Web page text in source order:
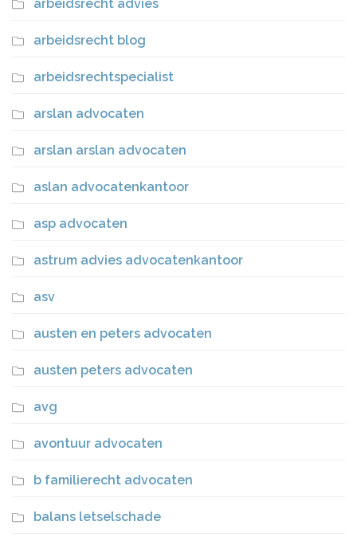
arbeidsrecht advies
arbeidsrecht blog
arbeidsrechtspecialist
arslan advocaten
arslan arslan advocaten
aslan advocatenkantoor
asp advocaten
astrum advies advocatenkantoor
asv
austen en peters advocaten
austen peters advocaten
avg
avontuur advocaten
b familierecht advocaten
balans letselschade